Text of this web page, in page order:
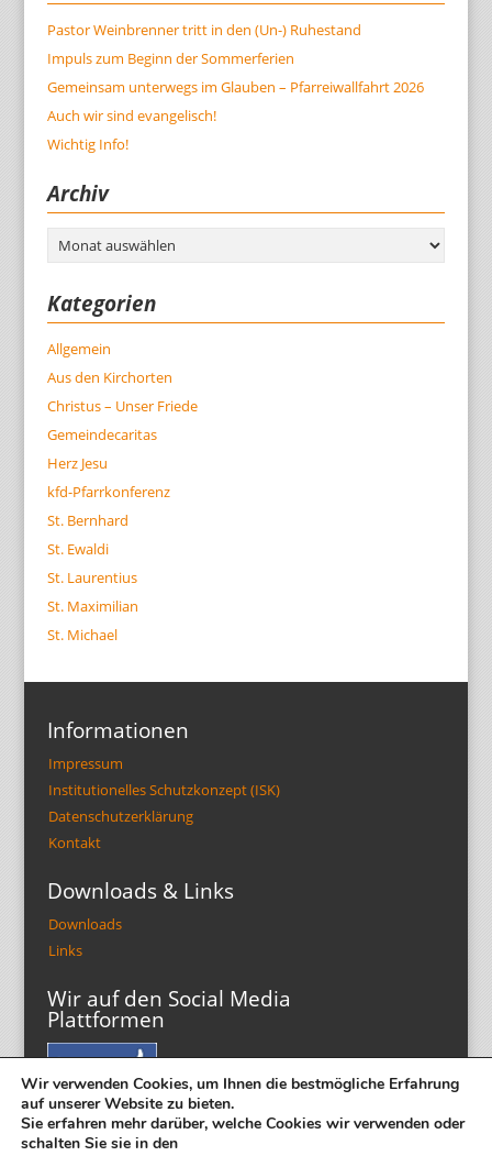
Pastor Weinbrenner tritt in den (Un-) Ruhestand
Impuls zum Beginn der Sommerferien
Gemeinsam unterwegs im Glauben – Pfarreiwallfahrt 2026
Auch wir sind evangelisch!
Wichtig Info!
Archiv
Archiv
Kategorien
Allgemein
Aus den Kirchorten
Christus – Unser Friede
Gemeindecaritas
Herz Jesu
kfd-Pfarrkonferenz
St. Bernhard
St. Ewaldi
St. Laurentius
St. Maximilian
St. Michael
Informationen
Impressum
Institutionelles Schutzkonzept (ISK)
Datenschutzerklärung
Kontakt
Downloads & Links
Downloads
Links
Wir auf den Social Media
Plattformen
Wir verwenden Cookies, um Ihnen die bestmögliche Erfahrung
auf unserer Website zu bieten.
Sie erfahren mehr darüber, welche Cookies wir verwenden oder
schalten Sie sie in den